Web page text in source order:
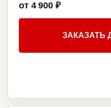
от 4 900 ₽
ЗАКАЗАТЬ